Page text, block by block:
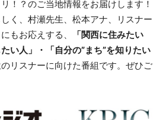
！？のご当地情報をお届けします！
しく、村瀬先生、松本アナ、リスナー
にもお応えする、
「関西に住みたい
い人」・「自分の”まち”を知りたい
リスナーに向けた番組です。ぜひご